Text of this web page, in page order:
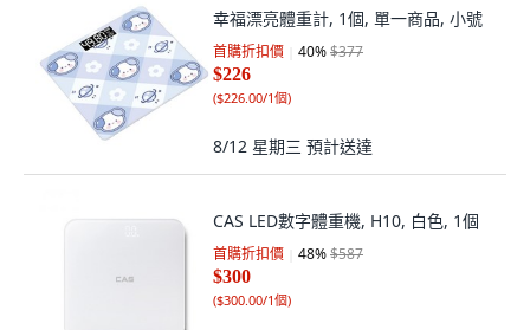
幸福漂亮體重計, 1個, 單一商品, 小號
首購折扣價 40%$377
$226
($226.00/1個)
8/12 星期三 預計送達
CAS LED數字體重機, H10, 白色, 1個
首購折扣價 48%$587
$300
($300.00/1個)